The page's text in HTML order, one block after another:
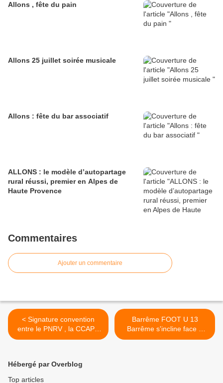
Allons , fête du pain
Allons 25 juillet soirée musicale
Allons : fête du bar associatif
ALLONS : le modèle d’autopartage
rural réussi, premier en Alpes de
Haute Provence
Commentaires
Ajouter un commentaire
< Signature convention
entre le PNRV , la CCAPV
et Vos Travaux Eco
Barrême FOOT U 13
Barrême s'incline face à
Digne les Bains >
Hébergé par Overblog
Top articles